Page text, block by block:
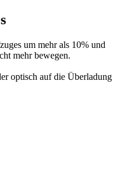
um mehr als 10% und
mehr bewegen.
optisch auf die Überladung